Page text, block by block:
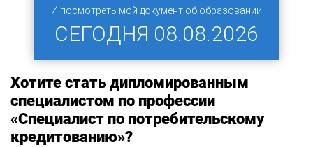
И посмотреть мой документ об образовании
СЕГОДНЯ 08.08.2026
Хотите стать дипломированным
специалистом по профессии
«Специалист по потребительскому
кредитованию»?